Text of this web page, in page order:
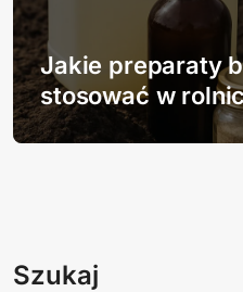
Jakie preparaty
stosować w
Szukaj